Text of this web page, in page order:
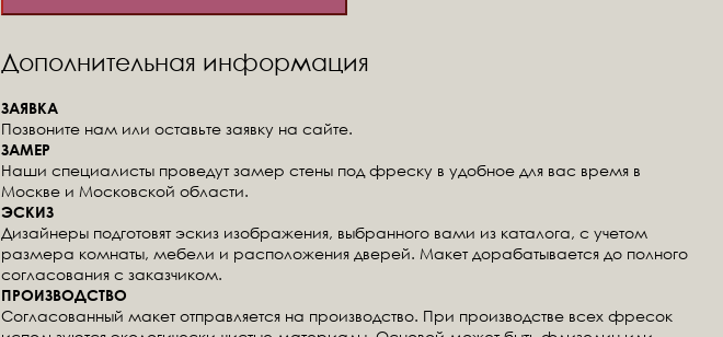
Дополнительная информация
ЗАЯВКА
Позвоните нам или оставьте заявку на сайте.
ЗАМЕР
Наши специалисты проведут замер стены под фреску в удобное для вас время в
Москве и Московской области.
ЭСКИЗ
Дизайнеры подготовят эскиз изображения, выбранного вами из каталога, с учетом
размера комнаты, мебели и расположения дверей. Макет дорабатывается до полного
согласования с заказчиком.
ПРОИЗВОДСТВО
Согласованный макет отправляется на производство. При производстве всех фресок